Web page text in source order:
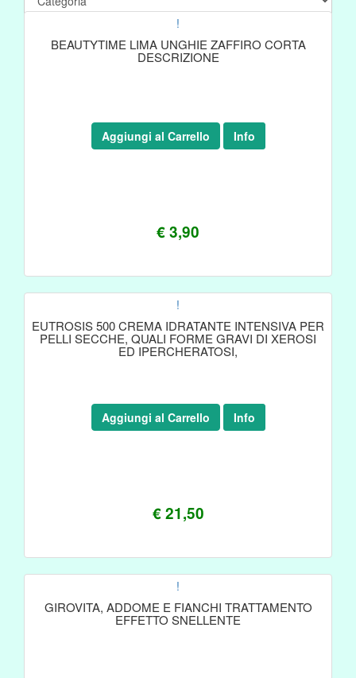
!
BEAUTYTIME LIMA UNGHIE ZAFFIRO CORTA
DESCRIZIONE
€ 3,90
Aggiungi al Carrello Info
!
EUTROSIS 500 CREMA IDRATANTE INTENSIVA PER
PELLI SECCHE, QUALI FORME GRAVI DI XEROSI
ED IPERCHERATOSI,
€ 21,50
Aggiungi al Carrello Info
!
GIROVITA, ADDOME E FIANCHI TRATTAMENTO
EFFETTO SNELLENTE